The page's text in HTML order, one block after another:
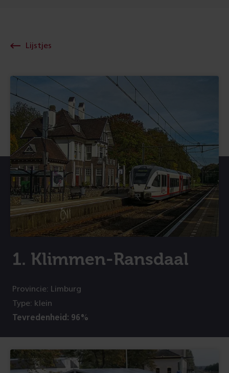
Lijstjes
1. Klimmen-Ransdaal
Provincie: Limburg
Type: klein
Tevredenheid: 96%